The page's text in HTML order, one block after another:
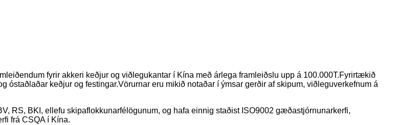
fyrir akkeri keðjur og viðlegukantar í Kína með árlega framleiðslu upp á 100.000T.Fyrirtækið
keðjur og festingar.Vörurnar eru mikið notaðar í ýmsar gerðir af skipum, viðleguverkefnum á
RS, BKI, ellefu skipaflokkunarfélögunum, og hafa einnig staðist ISO9002 gæðastjórnunarkerfi,
frá CSQA í Kína.